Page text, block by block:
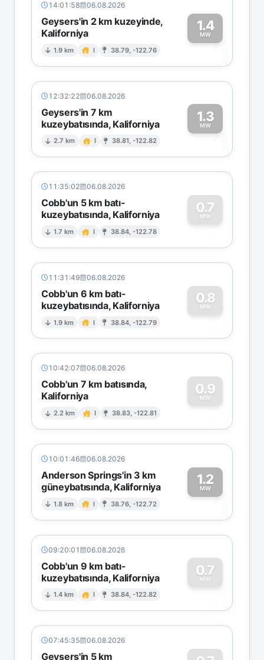
14:01:58 06.08.2026
Geysers'in 2 km kuzeyinde,
Kaliforniya
1.9 km I 38.79, -122.76
1.4
MW1
12:32:22 06.08.2026
Geysers'in 7 km
kuzeybatısında, Kaliforniya
2.7 km I 38.81, -122.82
1.3
MW1
11:35:02 06.08.2026
Cobb'un 5 km batı-
kuzeybatısında, Kaliforniya
1.7 km I 38.84, -122.78
0.7
MW
0
11:31:49 06.08.2026
Cobb'un 6 km batı-
kuzeybatısında, Kaliforniya
1.9 km I 38.84, -122.79
0.8
MW
0
10:42:07 06.08.2026
Cobb'un 7 km batısında,
Kaliforniya
2.2 km I 38.83, -122.81
0.9
MW
0
10:01:46 06.08.2026
Anderson Springs'in 3 km
güneybatısında, Kaliforniya
1.8 km I 38.76, -122.72
1.2
MW1
09:20:01 06.08.2026
Cobb'un 9 km batı-
kuzeybatısında, Kaliforniya
1.4 km I 38.84, -122.82
0.7
MW
0
07:45:35 06.08.2026
Geysers'in 5 km